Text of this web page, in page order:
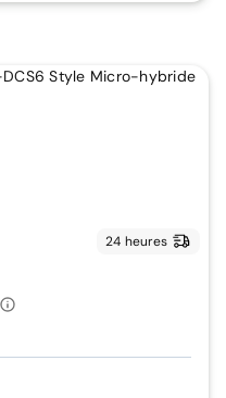
24 heures